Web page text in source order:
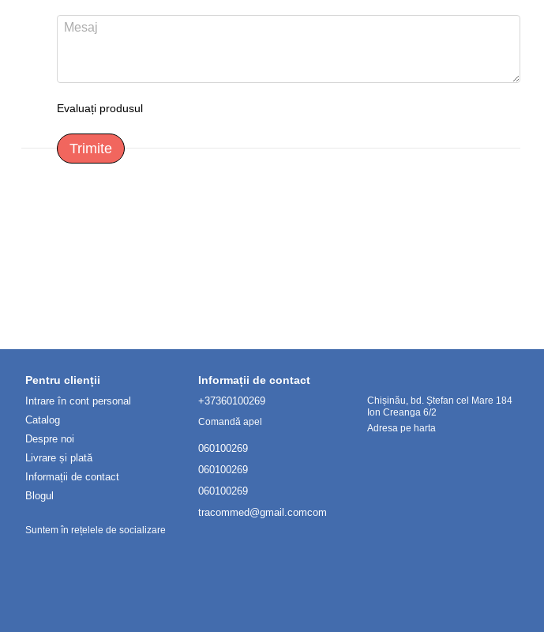
Evaluați produsul
Trimite
Pentru clienții
Intrare în cont personal
Catalog
Despre noi
Livrare și plată
Informații de contact
Blogul
Suntem în rețelele de socializare
Informații de contact
+37360100269
Comandă apel
060100269
060100269
060100269
tracommed@gmail.comcom
Chișinău, bd. Ștefan cel Mare 184
Ion Creanga 6/2
Adresa pe harta